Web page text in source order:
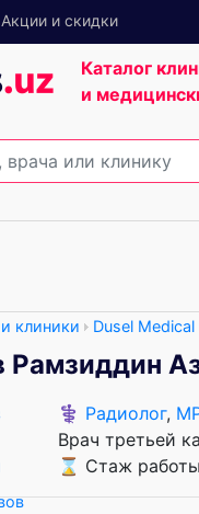
Акции и скидки
Каталог
и
клиники Dusel Medical
Рамзиддин
⚕️ Радиолог,
Врач третьей
⌛ Стаж